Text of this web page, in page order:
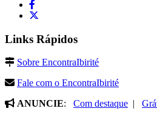
Links Rápidos
Sobre EncontraIbirité
Fale com o EncontraIbirité
ANUNCIE: Com destaque |